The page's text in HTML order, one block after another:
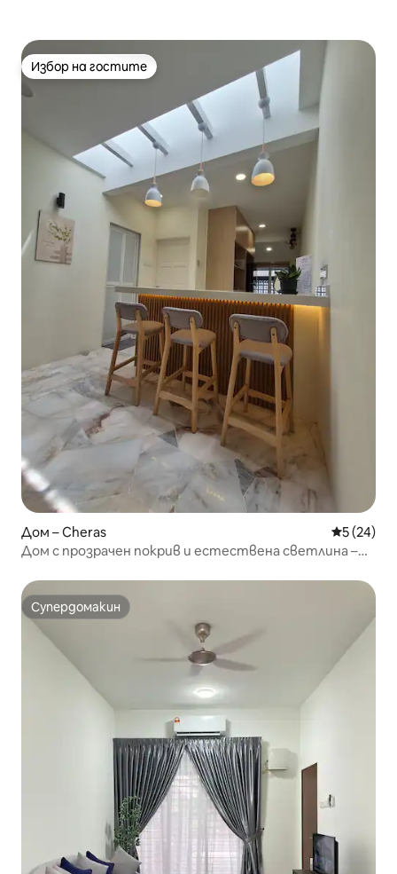
Избор на гостите
Избор на гостите
Дом – Cheras Средна
5 (24)
Дом с прозрачен покрив и естествена светлина –
Супердомакин
Супердомакин